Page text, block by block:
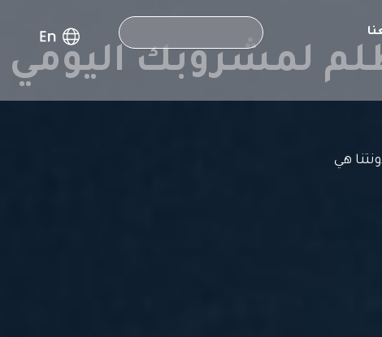
Search
لمشروبك اليومي
هي